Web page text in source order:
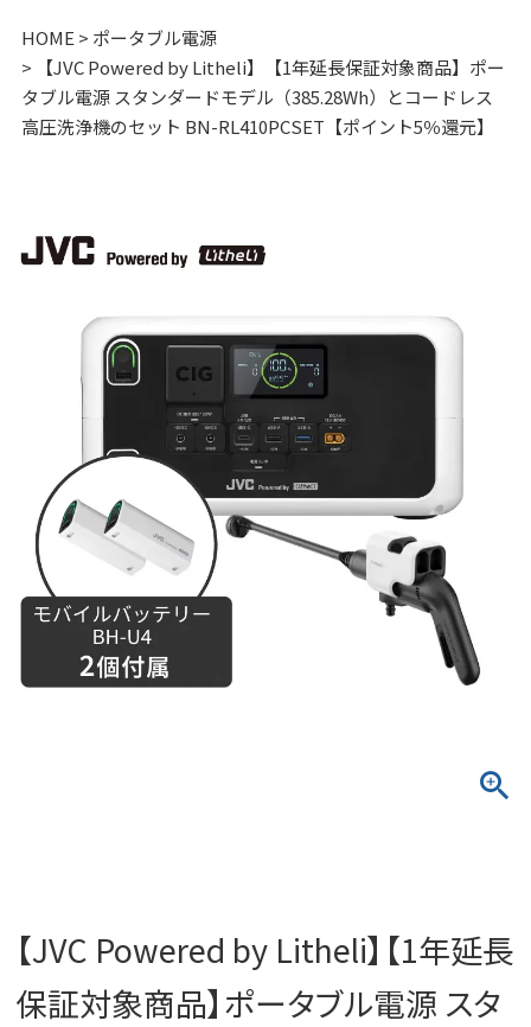
HOME
ポータブル電源
【JVC Powered by Litheli】【1年延長保証対象商品】ポー
タブル電源 スタンダードモデル（385.28Wh）とコードレス
高圧洗浄機のセット BN-RL410PCSET【ポイント5％還元】
【JVC Powered by Litheli】【1年延長
保証対象商品】ポータブル電源 スタ